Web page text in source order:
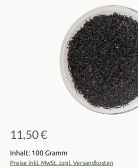
Bildergalerie überspringen
Regulärer Preis:
11,50 €
Inhalt: 100 Gramm
Preise inkl. MwSt. zzgl. Versandkosten